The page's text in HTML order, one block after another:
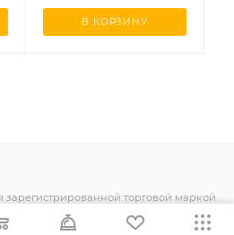
В КОРЗИНУ
зарегистрированной торговой маркой.
защищены.